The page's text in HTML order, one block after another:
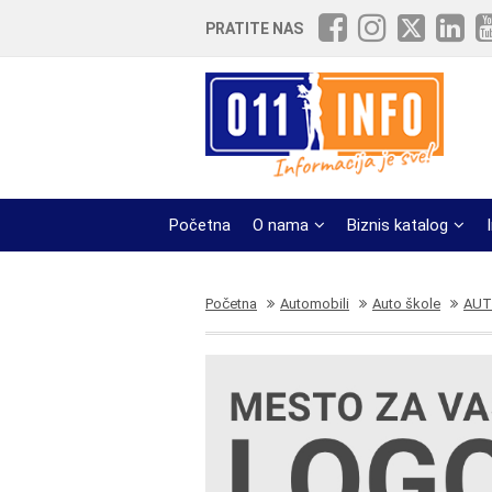
PRATITE NAS
Početna O nama Biznis katalog
Početna Automobili Auto škole